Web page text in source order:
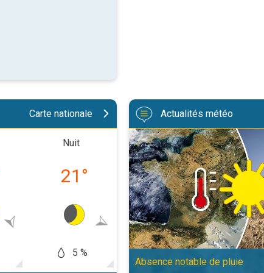
Carte nationale
Nuit
21 °
5 %
Matinée
28°
10 %
Après-
34
Actualités météo
Une sécheresse record en
Absence notable de pluie